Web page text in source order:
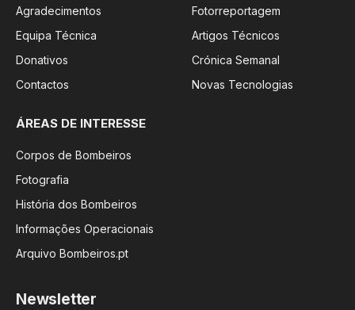
Agradecimentos
Equipa Técnica
Donativos
Contactos
Fotorreportagem
Artigos Técnicos
Crónica Semanal
Novas Tecnologias
ÁREAS DE INTERESSE
Corpos de Bombeiros
Fotografia
História dos Bombeiros
Informações Operacionais
Arquivo Bombeiros.pt
Newsletter